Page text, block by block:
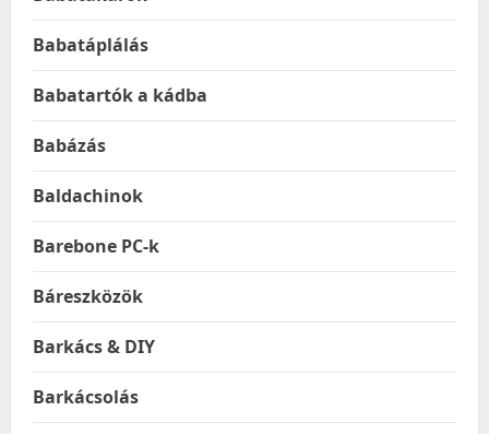
Babatáplálás
Babatartók a kádba
Babázás
Baldachinok
Barebone PC-k
Báreszközök
Barkács & DIY
Barkácsolás